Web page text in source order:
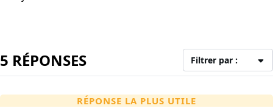
5 RÉPONSES Filtrer par :
RÉPONSE LA PLUS UTILE